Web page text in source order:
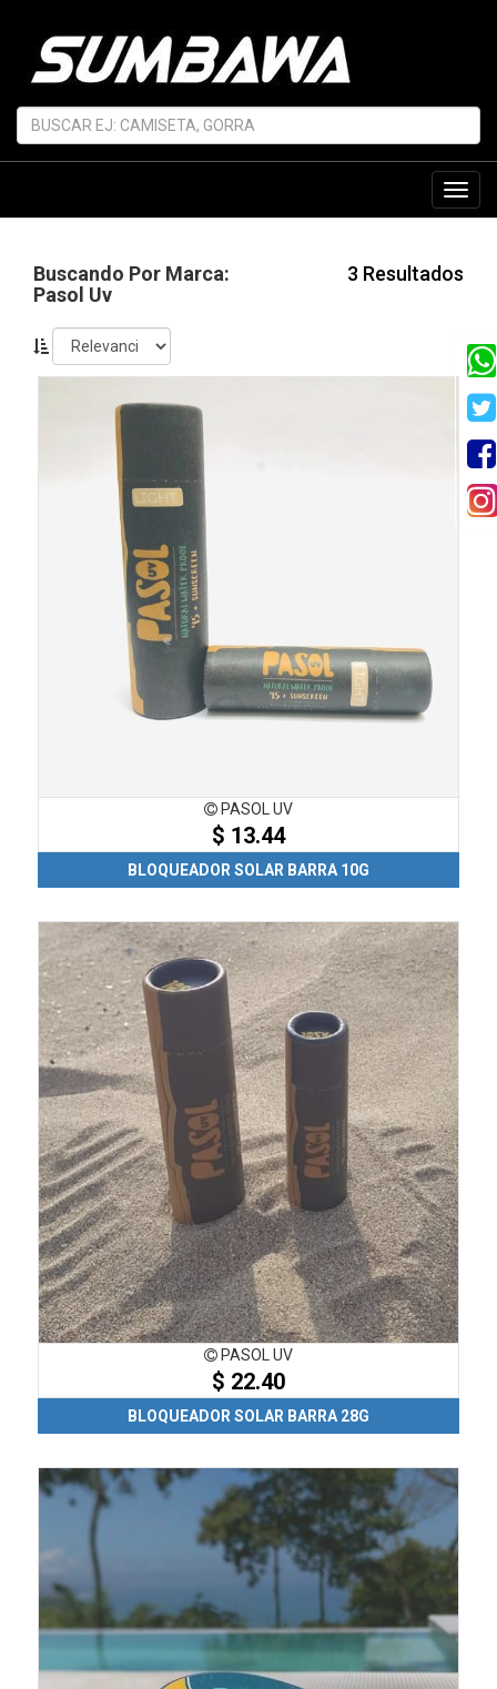
Buscando Por Marca:
Pasol Uv
3 Resultados
PASOL UV
$ 13.44
BLOQUEADOR SOLAR BARRA 10G
PASOL UV
$ 22.40
BLOQUEADOR SOLAR BARRA 28G